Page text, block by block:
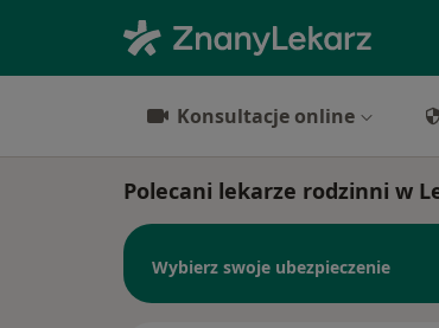
Konsultacje online
Polecani lekarze rodzinni w
Wybierz swoje ubezpieczenie